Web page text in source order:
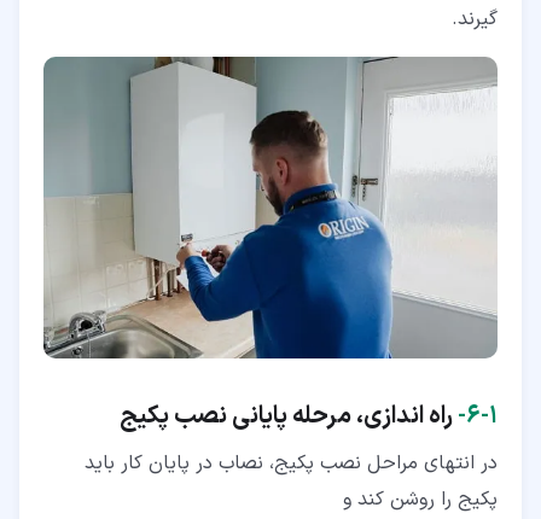
گیرند.
۱‏-‏۶‏- راه اندازی، مرحله پایانی نصب پکیج
در انتهای مراحل نصب پکیج، نصاب در پایان کار باید
پکیج را روشن کند و